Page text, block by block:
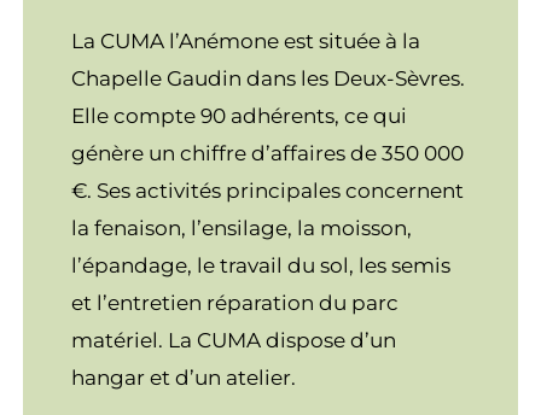
La CUMA l’Anémone est située à la
Chapelle Gaudin dans les Deux-Sèvres.
Elle compte 90 adhérents, ce qui
génère un chiffre d’affaires de 350 000
€. Ses activités principales concernent
la fenaison, l’ensilage, la moisson,
l’épandage, le travail du sol, les semis
et l’entretien réparation du parc
matériel. La CUMA dispose d’un
hangar et d’un atelier.